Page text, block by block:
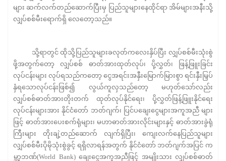
များ ဆက်လက်တည်ဆောက်ပြီးမှ ပြည်သူများနေထိုင်ရာ အိမ်များအနီးသို့
လျှပ်စစ်မီးရောက်ရှိ လေတော့သည်။
သို့ရာတွင် ထိုသို့ပြည်သူများခလုတ်ကလေးနှိပ်ပြီး လျှပ်စစ်မီးသုံးစွဲ
ဖို့အတွက်တော့ လျှပ်စစ် ဓာတ်အားထုတ်လုပ်၊ ပို့လွှတ်၊ ဖြန့်ဖြူးခြင်း
လုပ်ငန်းများ လုပ်ရသည်ကတော့ ငွေအရင်းအနှီးမြောက်မြားစွာ ရင်းနှီးမြှပ်
နှံရသောလုပ်ငန်းဖြစ်၍ လွယ်ကူလှသည်တော့ မဟုတ်သော်လည်း
လျှပ်စစ်ဓာတ်အားတိုးတက် ထုတ်လုပ်နိုင်ရေး၊ ပို့လွှတ်ဖြန့်ဖြူးနိုင်ရေး
လုပ်ငန်းများအား နိုင်ငံတော် ဘတ်ဂျက်၊ ပြင်ပချေးငွေများအကူအညီ များ
ဖြင့် ဓာတ်အားပေးစက်ရုံများ၊ မဟာဓာတ်အားလိုင်းများနှင့် ဓာတ်အားခွဲရုံ
ကြီးများ တိုးချဲ့တည်ဆောက် လျက်ရှိပြီး၊ ကျေးလက်နေပြည်သူများ
လျှပ်စစ်မီးပိုမိုသုံးစွဲခွင့် ရရှိလာရန်အတွက် နိုင်ငံတော် ဘတ်ဂျက်အပြင် က
မ္ဘာ့ဘဏ်(World Bank) ချေးငွေအကူအညီဖြင့် အမျိုးသား လျှပ်စစ်ဓာတ်